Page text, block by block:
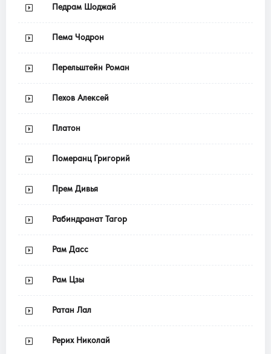
Педрам Шоджай
Пема Чодрон
Перельштейн Роман
Пехов Алексей
Платон
Померанц Григорий
Прем Дивья
Рабиндранат Тагор
Рам Дасс
Рам Цзы
Ратан Лал
Рерих Николай